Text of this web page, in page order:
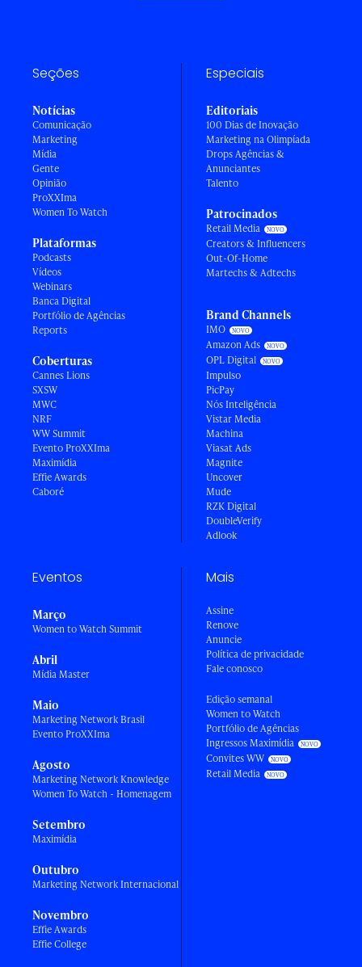
Seções
Notícias
Comunicação
Marketing
Mídia
Gente
Opinião
ProXXIma
Women To Watch
Plataformas
Podcasts
Vídeos
Webinars
Banca Digital
Portfólio de Agências
Reports
Coberturas
Cannes Lions
SXSW
MWC
NRF
WW Summit
Evento ProXXIma
Maximídia
Effie Awards
Caboré
Especiais
Editoriais
100 Dias de Inovação
Marketing na Olimpíada
Drops Agências &
Anunciantes
Talento
Patrocinados
Retail Media
Creators & Influencers
Out-Of-Home
Martechs & Adtechs
Brand Channels
IMO
Amazon Ads
OPL Digital
Impulso
PicPay
Nós Inteligência
Vistar Media
Machina
Viasat Ads
Magnite
Uncover
Mude
RZK Digital
DoubleVerify
Adlook
Eventos
Março
Women to Watch Summit
Abril
Mídia Master
Maio
Marketing Network Brasil
Evento ProXXIma
Agosto
Marketing Network Knowledge
Women To Watch - Homenagem
Setembro
Maximídia
Outubro
Marketing Network Internacional
Novembro
Effie Awards
Effie College
Mais
Assine
Renove
Anuncie
Política de privacidade
Fale conosco
Edição semanal
Women to Watch
Portfólio de Agências
Ingressos Maximídia
Convites WW
Retail Media